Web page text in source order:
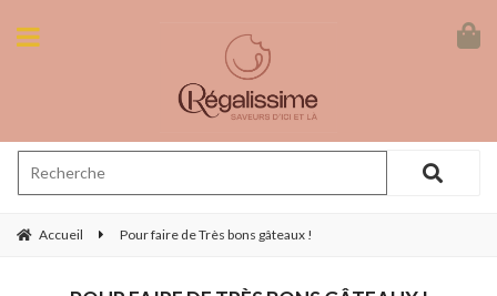
Accueil Pour faire de Très bons gâteaux !